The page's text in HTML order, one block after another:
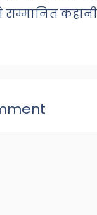
सम्मानित